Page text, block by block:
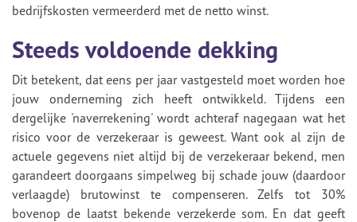
bedrijfskosten vermeerderd met de netto winst.
Steeds voldoende dekking
Dit betekent, dat eens per jaar vastgesteld moet worden hoe
jouw onderneming zich heeft ontwikkeld. Tijdens een
dergelijke 'naverrekening' wordt achteraf nagegaan wat het
risico voor de verzekeraar is geweest. Want ook al zijn de
actuele gegevens niet altijd bij de verzekeraar bekend, men
garandeert doorgaans simpelweg bij schade jouw (daardoor
verlaagde) brutowinst te compenseren. Zelfs tot 30%
bovenop de laatst bekende verzekerde som. En dat geeft